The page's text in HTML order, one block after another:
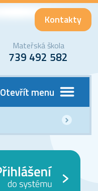
Kontakty
Mateřská škola
739 492 582
Otevřít menu